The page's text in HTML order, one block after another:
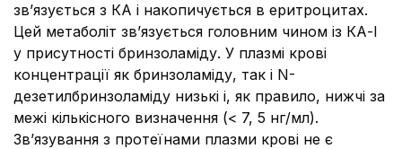
зв’язується з КА і накопичується в еритроцитах.
Цей метаболіт зв’язується головним чином із КА-І
у присутності бринзоламіду. У плазмі крові
концентрації як бринзоламіду, так і N-
дезетилбринзоламіду низькі і, як правило, нижчі за
межі кількісного визначення (< 7, 5 нг/мл).
Зв’язування з протеїнами плазми крові не є